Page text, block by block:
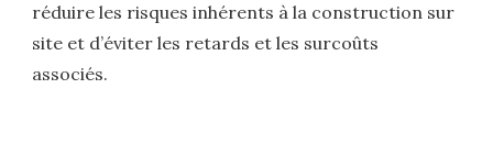
réduire les risques inhérents à la construction sur
site et d’éviter les retards et les surcoûts
associés.